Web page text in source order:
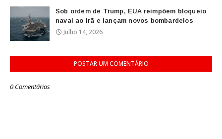
Sob ordem de Trump, EUA reimpõem bloqueio
naval ao Irã e lançam novos bombardeios
Julho 14, 2026
POSTAR UM COMENTÁRIO
0 Comentários